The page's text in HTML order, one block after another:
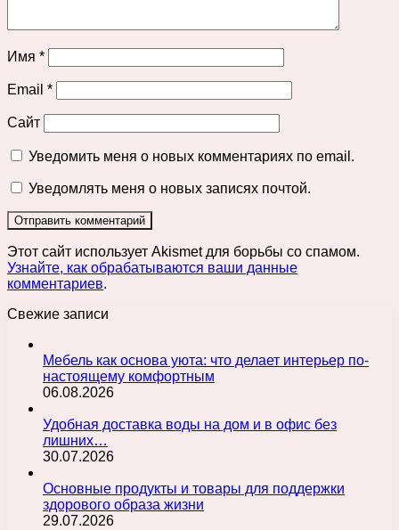
Имя *
Email *
Сайт
Уведомить меня о новых комментариях по email.
Уведомлять меня о новых записях почтой.
Этот сайт использует Akismet для борьбы со спамом.
Узнайте, как обрабатываются ваши данные
комментариев.
Свежие записи
Мебель как основа уюта: что делает интерьер по-
настоящему комфортным
06.08.2026
Удобная доставка воды на дом и в офис без
лишних…
30.07.2026
Основные продукты и товары для поддержки
здорового образа жизни
29.07.2026